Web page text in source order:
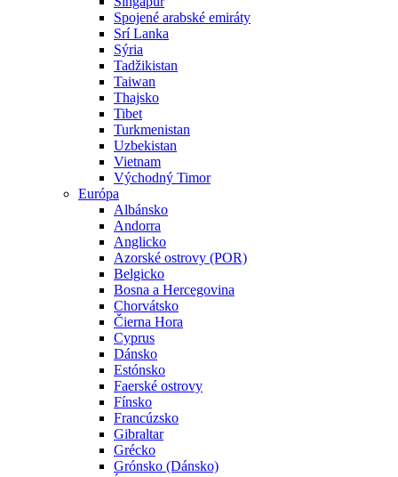
Spojené arabské emiráty
Srí Lanka
Sýria
Tadžikistan
Taiwan
Thajsko
Tibet
Turkmenistan
Uzbekistan
Vietnam
Východný Timor
Európa
Albánsko
Andorra
Anglicko
Azorské ostrovy (POR)
Belgicko
Bosna a Hercegovina
Chorvátsko
Čierna Hora
Cyprus
Dánsko
Estónsko
Faerské ostrovy
Fínsko
Francúzsko
Gibraltar
Grécko
Grónsko (Dánsko)